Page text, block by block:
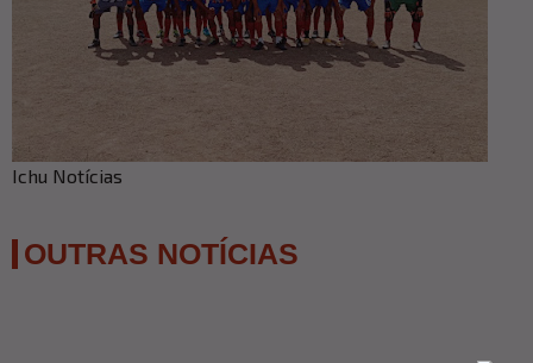
Ichu Notícias
OUTRAS NOTÍCIAS